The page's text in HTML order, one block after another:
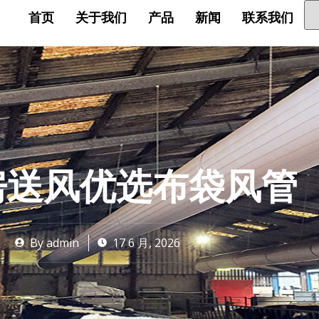
首页 关于我们 产品 新闻 联系我们
风优选布袋风管
Byadmin 17 6 月, 2026